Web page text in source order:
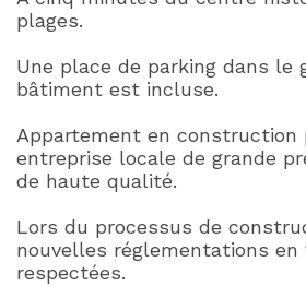
plages.
Une place de parking dans le
bâtiment est incluse.
Appartement en construction
entreprise locale de grande
de haute qualité.
Lors du processus de
nouvelles réglementations en
respectées.